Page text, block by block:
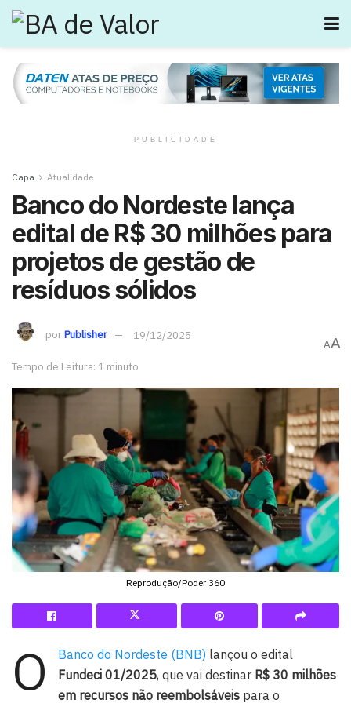
PUBLICIDADE
Capa Atualidade
Banco do Nordeste lança
edital de R$ 30 milhões para
projetos de gestão de
resíduos sólidos
porPublisher 19/12/2025
Tempo de Leitura: 1 minuto
AA
Reprodução/Poder 360
O Banco do Nordeste (BNB) lançou o edital
Fundeci 01/2025, que vai destinar R$ 30 milhões
em recursos não reembolsáveispara o